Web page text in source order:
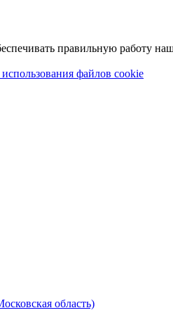
правильную работу
файлов cookie
область)